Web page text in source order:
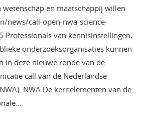
en maatschappij willen
news/call-open-nwa-science-
Professionals van kennisinstellingen,
onderzoeksorganisaties kunnen
in deze nieuwe ronde van de
call van de Nederlandse
NWA De kernelementen van de